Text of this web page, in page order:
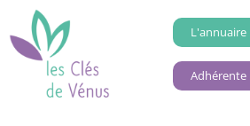
L'annuaire
Adhérente